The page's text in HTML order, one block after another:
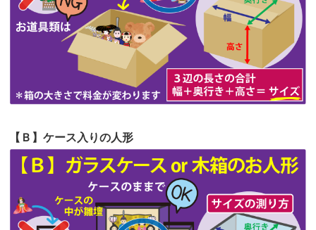
第61回人形供養祭 令和5年5月19日(金)
第60回人形供養祭令和5年3月28日(火)
第59回人形供養祭 令和5年2月10日(金)
第58回人形供養祭令和5年12月21日(水)
第56回人形供養祭 令和4年10月19日(水)
第55回人形供養祭令和4年9月8日(木)
第54回人形供養祭令和4年8月1日(月)
【Ｂ】ケース入りの人形